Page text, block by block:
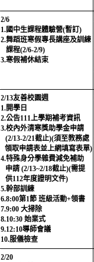
2/6
1.國中生課程體驗營(暫訂 )
2.舞蹈班寒假專長講座及訓練
課程(2/6-2/9)
3.寒假補休結束
2/13友善校園週
1.開學日
2.公告111上學期補考資訊
3.校內外清寒獎助學金申請
(2/13-2/21截止)(須至教務處
領取申請表並上網填寫表單)
4.特殊身分學雜費減免補助
申請 (2/13~2/18截止)(需提
供112年度證明文件)
5.幹部訓練
6.8:00第1節 班級活動+領書
7.9:00 大掃除
8.10:30 始業式
9.12:10導師會議
10.服儀檢查
2/20